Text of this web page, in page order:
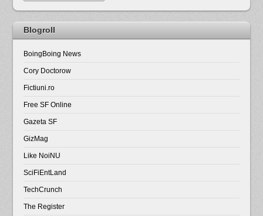
Blogroll
BoingBoing News
Cory Doctorow
Fictiuni.ro
Free SF Online
Gazeta SF
GizMag
Like NoiNU
SciFiEntLand
TechCrunch
The Register